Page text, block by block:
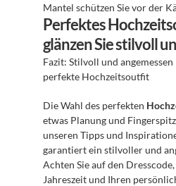
Mantel schützen Sie vor der
Perfektes
glänzen Sie stilvoll
Fazit: Stilvoll und angemessen
perfekte Hochzeitsoutfit
Die Wahl des perfekten
etwas Planung und
unseren Tipps und
garantiert ein stilvoller und
Achten Sie auf den
Jahreszeit und Ihren